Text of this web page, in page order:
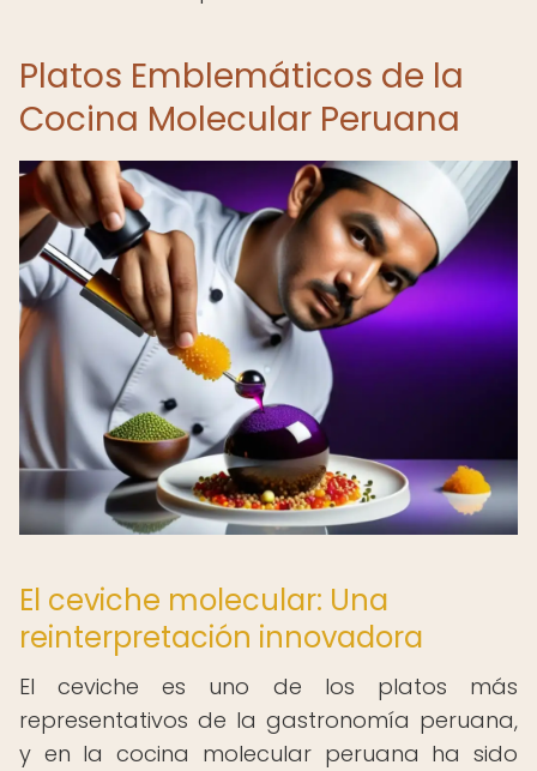
Platos Emblemáticos de la
Cocina Molecular Peruana
El ceviche molecular: Una
reinterpretación innovadora
El ceviche es uno de los platos más
representativos de la gastronomía peruana,
y en la cocina molecular peruana ha sido